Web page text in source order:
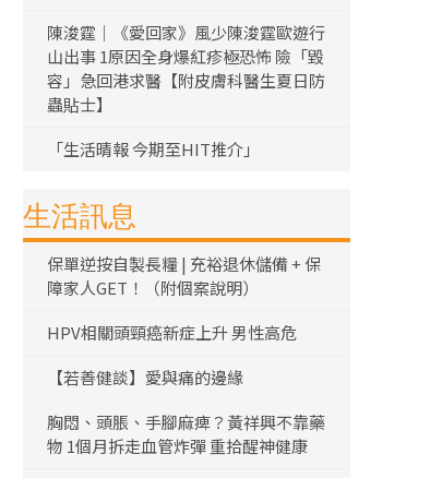
陳浚霆｜《愛回家》風少陳浚霆歐遊行
山出事 1原因全身爆紅疹極恐怖 險「毀
容」急回港求醫【附皮膚科醫生夏日防
蟲貼士】
「生活晴報 今期至HIT推介」
生活訊息
保單逆按自製長糧 | 充裕退休儲備 + 保
障家人GET！（附個案說明）
HPV相關頭頸癌新症上升 男性高危
【若善健談】愛與痛的邊緣
胸悶、頭脹、手腳麻痺？黃祥興不靠藥
物 1個月拆走血管炸彈 重拾醒神健康